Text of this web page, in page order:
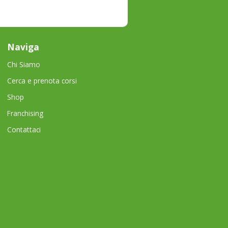
Naviga
Chi Siamo
Cerca e prenota corsi
Shop
Franchising
Contattaci